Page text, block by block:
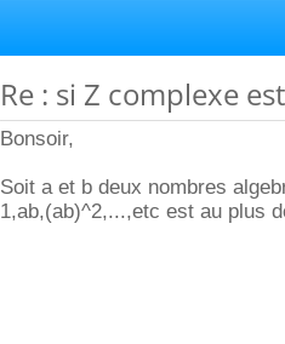
Re : si Z complexe
Bonsoir,
Soit a et b deux nombres
1,ab,(ab)^2,...,etc est au plus